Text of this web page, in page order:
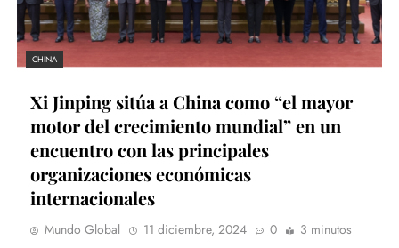
CHINA
Xi Jinping sitúa a China como “el mayor
motor del crecimiento mundial” en un
encuentro con las principales
organizaciones económicas
internacionales
Mundo Global 11 diciembre, 2024 0
3 minutos